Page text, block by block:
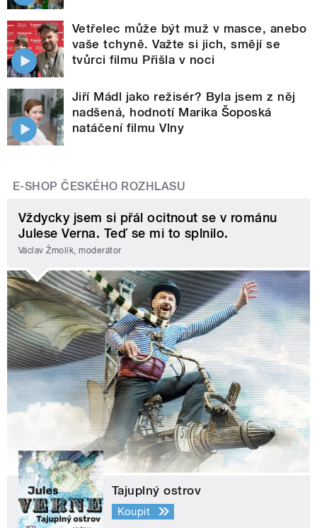
Vetřelec může být muž v masce, anebo
vaše tchyně. Važte si jich, smějí se
tvůrci filmu Přišla v noci
Jiří Mádl jako režisér? Byla jsem z něj
nadšená, hodnotí Marika Šoposká
natáčení filmu Vlny
E-SHOP ČESKÉHO ROZHLASU
Vždycky jsem si přál ocitnout se v románu
Julese Verna. Teď se mi to splnilo.
Václav Žmolík, moderátor
Tajuplný ostrov
Koupit